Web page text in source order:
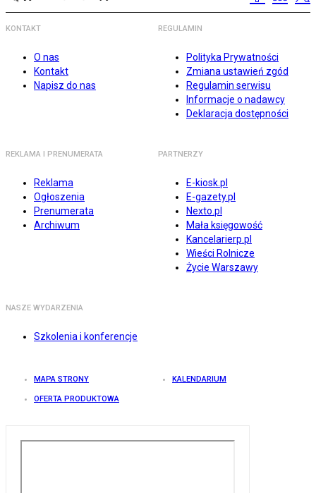
KONTAKT
O nas
Kontakt
Napisz do nas
REGULAMIN
Polityka Prywatności
Zmiana ustawień zgód
Regulamin serwisu
Informacje o nadawcy
Deklaracja dostępności
REKLAMA I PRENUMERATA
Reklama
Ogłoszenia
Prenumerata
Archiwum
PARTNERZY
E-kiosk.pl
E-gazety.pl
Nexto.pl
Mała księgowość
Kancelarierp.pl
Wieści Rolnicze
Życie Warszawy
NASZE WYDARZENIA
Szkolenia i konferencje
MAPA STRONY KALENDARIUM
OFERTA PRODUKTOWA